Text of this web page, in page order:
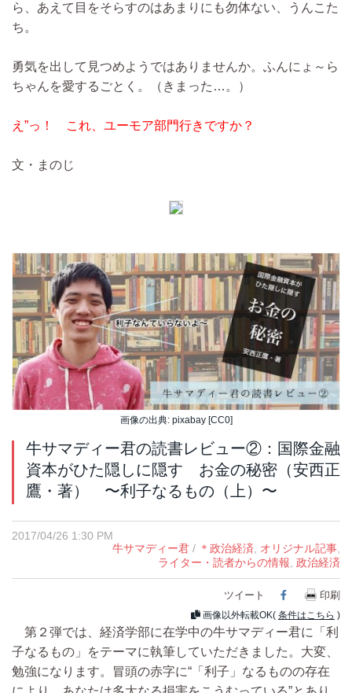
ら、あえて目をそらすのはあまりにも勿体ない、うんこた
ち。
勇気を出して見つめようではありませんか。ふんにょ～ら
ちゃんを愛するごとく。（きまった…。）
え”っ！ これ、ユーモア部門行きですか？
文・まのじ
画像の出典: pixabay [CC0]
牛サマディー君の読書レビュー②：国際金融
資本がひた隠しに隠す お金の秘密（安西正
鷹・著） 〜利子なるもの（上）〜
2017/04/26 1:30 PM
牛サマディー君 / ＊政治経済 オリジナル記事
ライター・読者からの情報 政治経済
ツイート Facebook
印刷
画像以外転載OK( 条件はこちら )
第２弾では、経済学部に在学中の牛サマディー君に「利
子なるもの」をテーマに執筆していただきました。大変、
勉強になります。冒頭の赤字に“「利子」なるものの存在